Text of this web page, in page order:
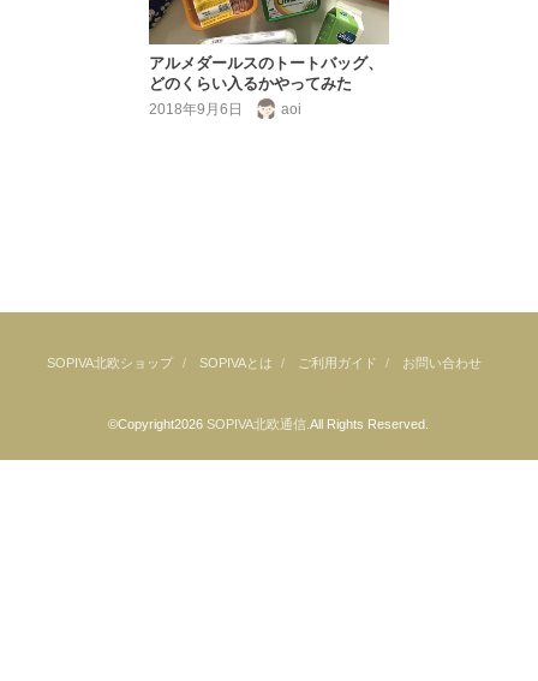
アルメダールスのトートバッグ、
どのくらい入るかやってみた
2018年9月6日 aoi
SOPIVA北欧ショップ SOPIVAとは ご利用ガイド お問い合わせ
©Copyright2026SOPIVA北欧通信 .All Rights Reserved.